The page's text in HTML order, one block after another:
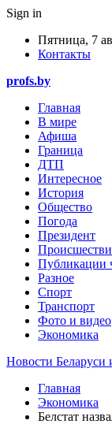
Sign in
Пятница, 7
Контакты
profs.by
Главная
В мире
Афиша
Граница
ДТП
Интересное
История
Общество
Погода
Президент
Публикации
Разное
Спорт
Транспорт
Фото и видео
Экономика
Новости Беларуси
Главная
Экономика
Белстат